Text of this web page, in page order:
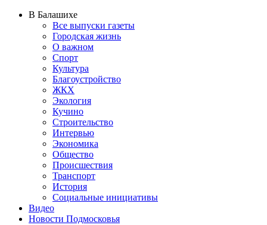
В Балашихе
Все выпуски газеты
Городская жизнь
О важном
Спорт
Культура
Благоустройство
ЖКХ
Экология
Кучино
Строительство
Интервью
Экономика
Общество
Происшествия
Транспорт
История
Социальные инициативы
Видео
Новости Подмосковья